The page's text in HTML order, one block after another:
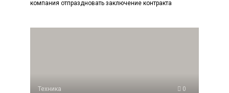
компания отпраздновать заключение контракта
Техника 0